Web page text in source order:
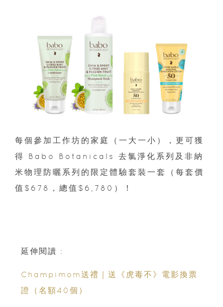
每個參加工作坊的家庭（一大一小），更可獲
得 Babo Botanicals 去氯淨化系列及非納
米物理防曬系列的限定體驗套裝一套（每套價
值$678，總值$6,780）！
延伸閱讀 :
Champimom送禮｜送《虎毒不》電影換票
證（名額40個）